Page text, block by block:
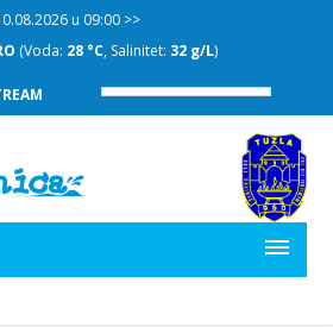
u 09:00 >>
(Voda: 28 °C, Salinitet: 32 g/L)